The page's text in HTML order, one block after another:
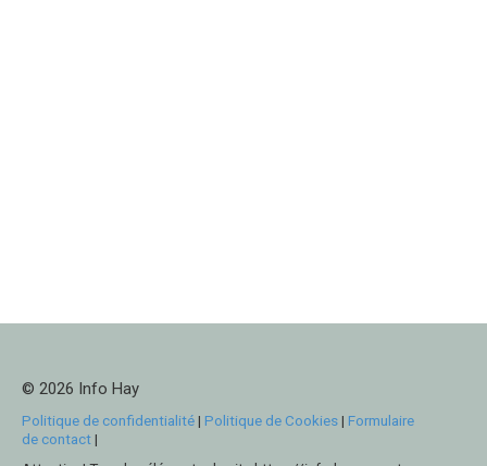
© 2026 Info Hay
Politique de confidentialité| Politique de Cookies| Formulaire
de contact|